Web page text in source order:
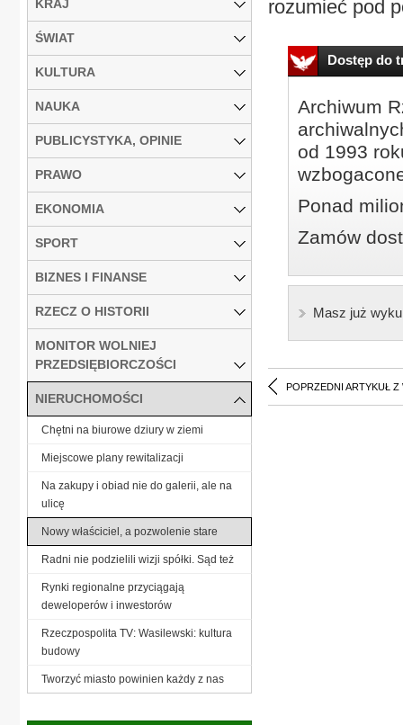
rozumieć pod
Dostęp do
Archiwum
od 1993
Ponad
Zamów
Masz już
POPRZEDNI ARTYKUŁ Z
KRAJ
ŚWIAT
KULTURA
NAUKA
PUBLICYSTYKA, OPINIE
PRAWO
EKONOMIA
SPORT
BIZNES I FINANSE
RZECZ O HISTORII
MONITOR WOLNIEJ
PRZEDSIĘBIORCZOŚCI
NIERUCHOMOŚCI
Chętni na biurowe dziury w ziemi
Miejscowe plany rewitalizacji
Na zakupy i obiad nie do galerii, ale na
ulicę
Nowy właściciel, a pozwolenie stare
Radni nie podzielili wizji spółki. Sąd też
Rynki regionalne przyciągają
deweloperów i inwestorów
Rzeczpospolita TV: Wasilewski: kultura
budowy
Tworzyć miasto powinien każdy z nas